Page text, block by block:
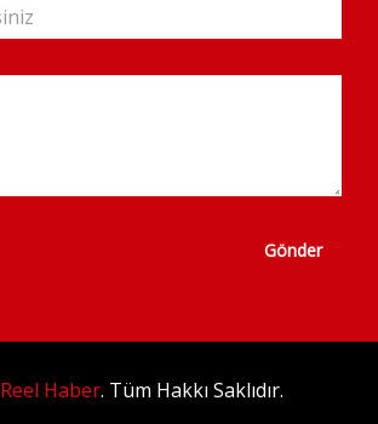
Gönder
Reel Haber. Tüm Hakkı Saklıdır.